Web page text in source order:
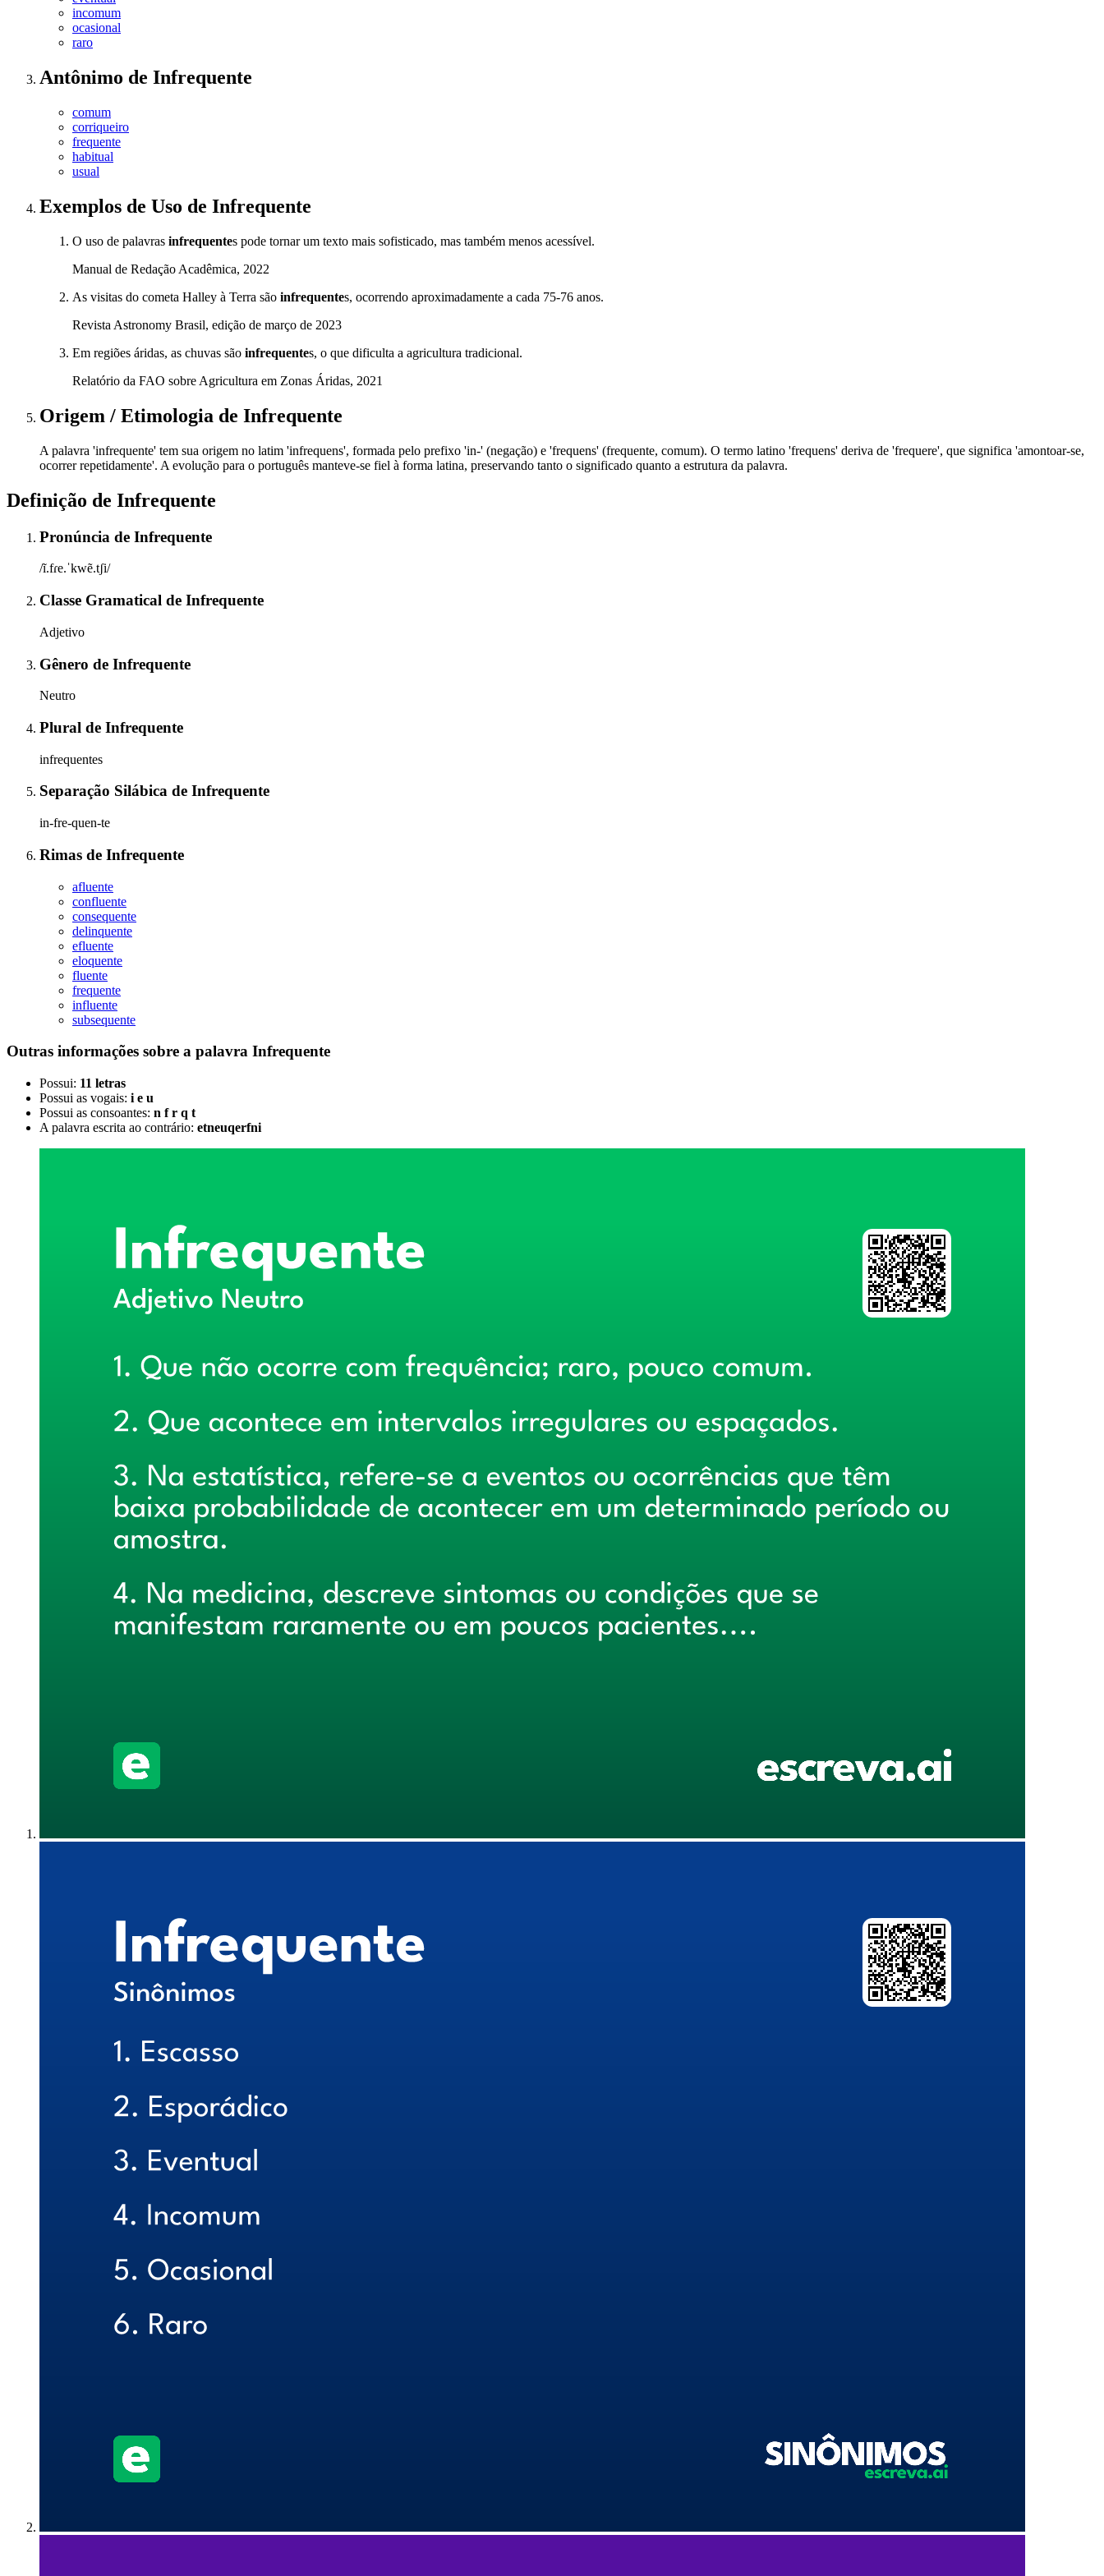
incomum
ocasional
raro
Antônimo de Infrequente
comum
corriqueiro
frequente
habitual
usual
Exemplos de Uso de Infrequente
O uso de palavras infrequentes pode tornar um texto mais sofisticado, mas também menos acessível.
Manual de Redação Acadêmica, 2022
As visitas do cometa Halley à Terra são infrequentes, ocorrendo aproximadamente a cada 75-76 anos.
Revista Astronomy Brasil, edição de março de 2023
Em regiões áridas, as chuvas são infrequentes, o que dificulta a agricultura tradicional.
Relatório da FAO sobre Agricultura em Zonas Áridas, 2021
Origem / Etimologia de Infrequente
A palavra 'infrequente' tem sua origem no latim 'infrequens', formada pelo prefixo 'in-' (negação) e 'frequens' (frequente, comum). O termo latino 'frequens' deriva de 'frequere', que significa 'amontoar-se,
ocorrer repetidamente'. A evolução para o português manteve-se fiel à forma latina, preservando tanto o significado quanto a estrutura da palavra.
Definição de Infrequente
Pronúncia de Infrequente
/ĩ.fɾe.ˈkwẽ.tʃi/
Classe Gramatical de Infrequente
Adjetivo
Gênero de Infrequente
Neutro
Plural de Infrequente
infrequentes
Separação Silábica de Infrequente
in-fre-quen-te
Rimas de Infrequente
afluente
confluente
consequente
delinquente
efluente
eloquente
fluente
frequente
influente
subsequente
Outras informações sobre a palavra Infrequente
Possui: 11 letras
Possui as vogais: i e u
Possui as consoantes: n f r q t
A palavra escrita ao contrário: etneuqerfni